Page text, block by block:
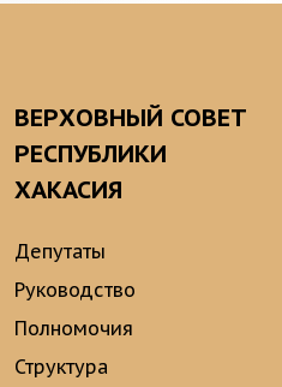
ВЕРХОВНЫЙ СОВЕТ
РЕСПУБЛИКИ
ХАКАСИЯ
Депутаты
Руководство
Полномочия
Структура